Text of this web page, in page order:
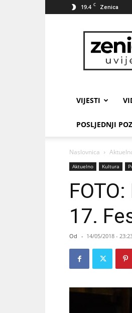
19.4 C Zenica
VIJESTI
POSLJEDNJI
Naslovnica
Aktuelno Kultura
17.
Od - 14/05/2018 -